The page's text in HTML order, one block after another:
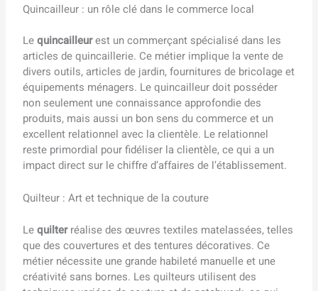
Quincailleur : un rôle clé dans le commerce local
Lequincailleurest un commerçant spécialisé dans les
articles de quincaillerie. Ce métier implique la vente de
divers outils, articles de jardin, fournitures de bricolage et
équipements ménagers. Le quincailleur doit posséder
non seulement une connaissance approfondie des
produits, mais aussi un bon sens du commerce et un
excellent relationnel avec la clientèle. Le relationnel
reste primordial pour fidéliser la clientèle, ce qui a un
impact direct sur le chiffre d’affaires de l’établissement.
Quilteur : Art et technique de la couture
Lequilterréalise des œuvres textiles matelassées, telles
que des couvertures et des tentures décoratives. Ce
métier nécessite une grande habileté manuelle et une
créativité sans bornes. Les quilteurs utilisent des